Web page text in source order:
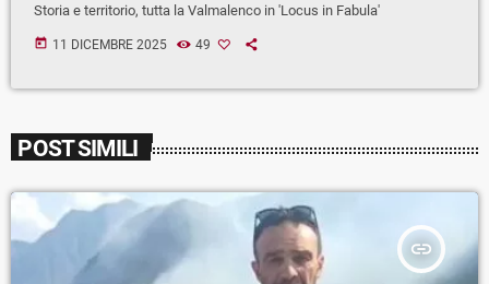
Storia e territorio, tutta la Valmalenco in 'Locus in Fabula'
today 11 DICEMBRE 2025 49
POST SIMILI
insert_link